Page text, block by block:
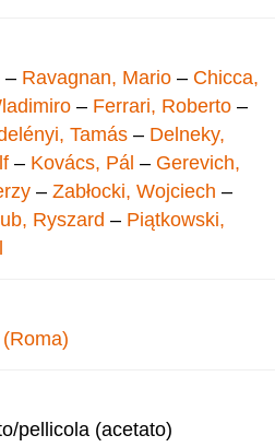
– Ravagnan, Mario – Chicca,
– Ferrari, Roberto –
Tamás – Delneky,
– Kovács, Pál – Gerevich,
– Zabłocki, Wojciech –
Ryszard – Piątkowski,
pellicola (acetato)